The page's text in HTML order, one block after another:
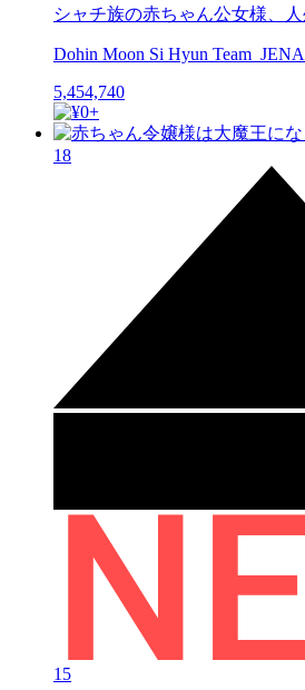
シャチ族の赤ちゃん公女様、人
Dohin Moon Si Hyun
5,454,740
18
15